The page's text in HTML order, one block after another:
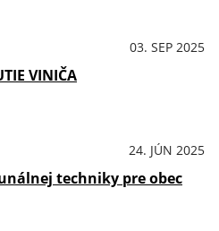
03. SEP 2025
VINIČA
24. JÚN 2025
techniky pre obec